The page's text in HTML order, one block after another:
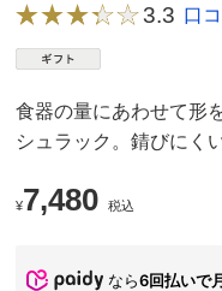
3.3 口
食器の量にあわせて形
シュラック。錆びにく
¥7,480 税込
なら6回払いで